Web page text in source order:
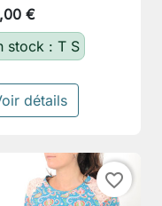
€
stock : T S
détails
favorite_border